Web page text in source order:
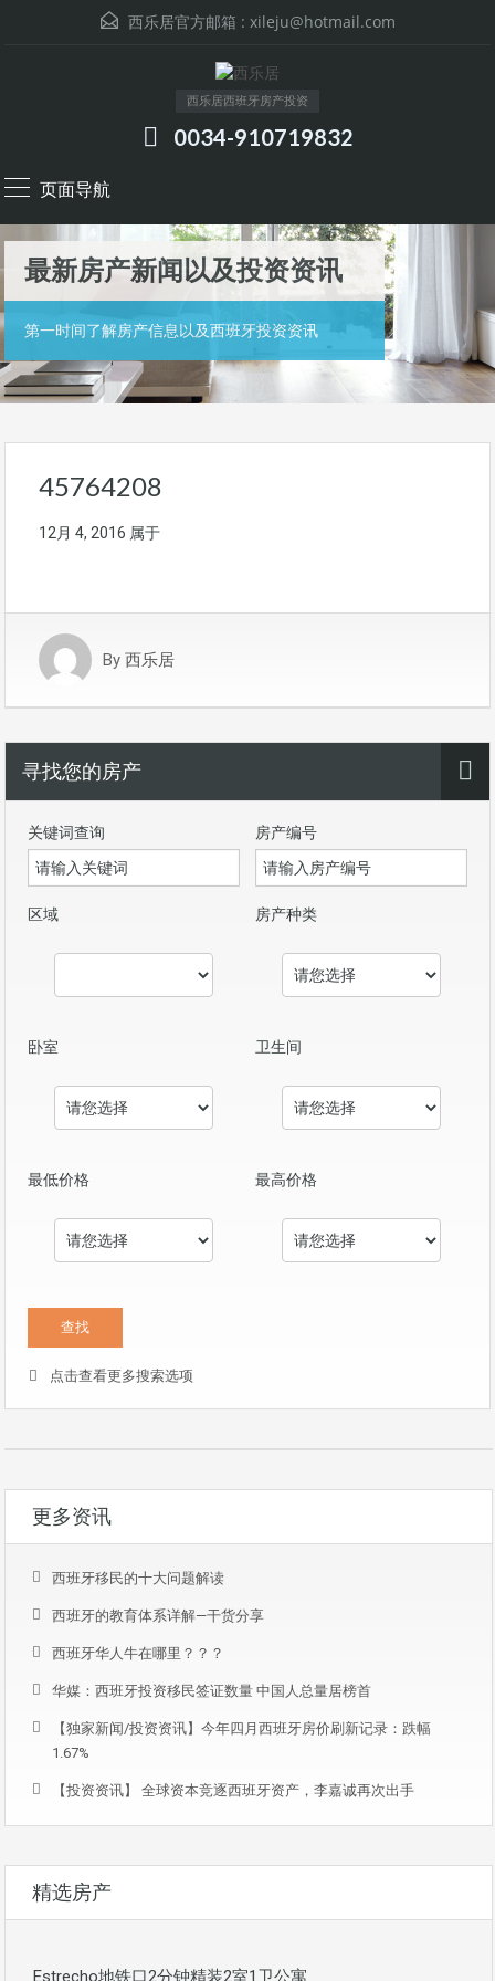
西乐居官方邮箱 : xileju@hotmail.com
西乐居西班牙房产投资
0034-910719832
页面导航
最新房产新闻以及投资资讯
第一时间了解房产信息以及西班牙投资资讯
45764208
12月 4, 2016 属于
By 西乐居
寻找您的房产
关键词查询 房产编号
区域 房产种类
卧室 卫生间
最低价格 最高价格
点击查看更多搜索选项
更多资讯
西班牙移民的十大问题解读
西班牙的教育体系详解—干货分享
西班牙华人牛在哪里？？？
华媒：西班牙投资移民签证数量 中国人总量居榜首
【独家新闻/投资资讯】今年四月西班牙房价刷新记录：跌幅
1.67%
【投资资讯】 全球资本竞逐西班牙资产，李嘉诚再次出手
精选房产
Estrecho地铁口2分钟精装2室1卫公寓